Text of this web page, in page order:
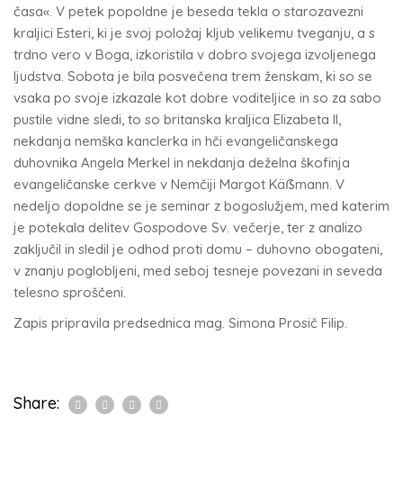
časa«. V petek popoldne je beseda tekla o starozavezni
kraljici Esteri, ki je svoj položaj kljub velikemu tveganju, a s
trdno vero v Boga, izkoristila v dobro svojega izvoljenega
ljudstva. Sobota je bila posvečena trem ženskam, ki so se
vsaka po svoje izkazale kot dobre voditeljice in so za sabo
pustile vidne sledi, to so britanska kraljica Elizabeta II,
nekdanja nemška kanclerka in hči evangeličanskega
duhovnika Angela Merkel in nekdanja deželna škofinja
evangeličanske cerkve v Nemčiji Margot Käẞmann. V
nedeljo dopoldne se je seminar z bogoslužjem, med katerim
je potekala delitev Gospodove Sv. večerje, ter z analizo
zaključil in sledil je odhod proti domu – duhovno obogateni,
v znanju poglobljeni, med seboj tesneje povezani in seveda
telesno sproščeni.
Zapis pripravila predsednica mag. Simona Prosič Filip.
Share: